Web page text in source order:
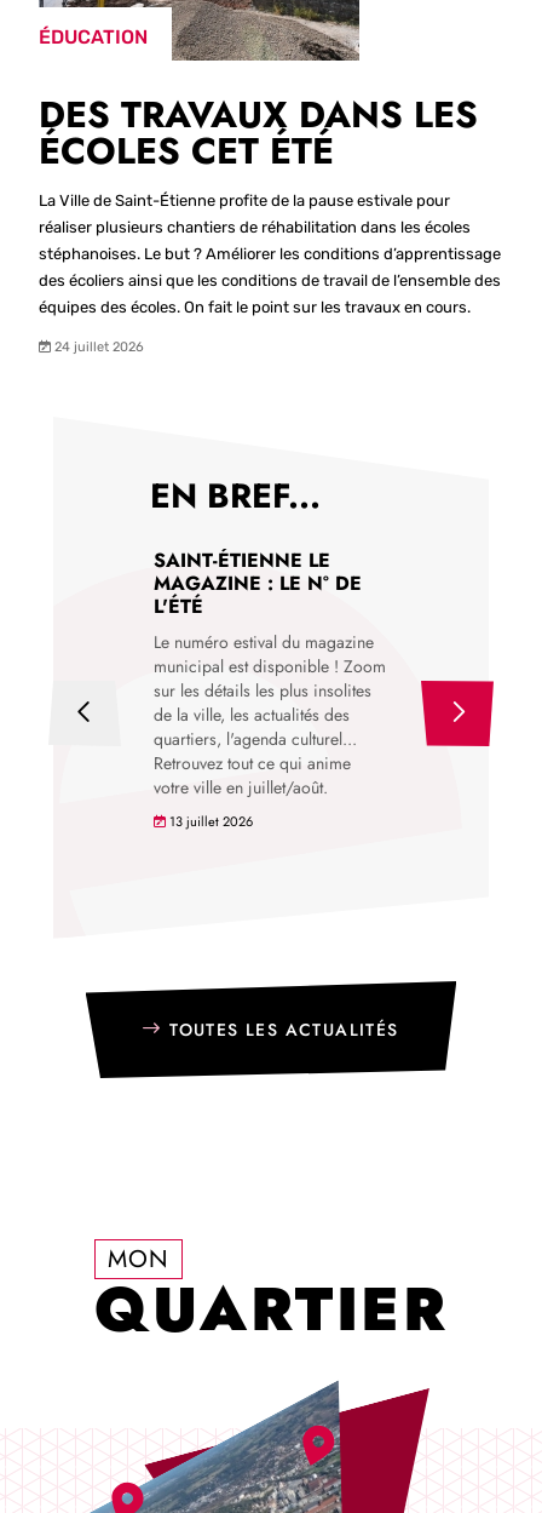
ÉDUCATION
DES TRAVAUX DANS LES
ÉCOLES CET ÉTÉ
La Ville de Saint-Étienne profite de la pause estivale pour
réaliser plusieurs chantiers de réhabilitation dans les écoles
stéphanoises. Le but ? Améliorer les conditions d’apprentissage
des écoliers ainsi que les conditions de travail de l’ensemble des
équipes des écoles. On fait le point sur les travaux en cours.
24 juillet 2026
EN BREF...
SAINT-ÉTIENNE LE
MAGAZINE : LE N° DE
L'ÉTÉ
Le numéro estival du magazine
municipal est disponible ! Zoom
sur les détails les plus insolites
de la ville, les actualités des
quartiers, l'agenda culturel...
Retrouvez tout ce qui anime
votre ville en juillet/août.
13 juillet 2026
La Ville de Saint-
annonce l'arrivée
Makhlouf au poste
TOUTES LES ACTUALITÉS
MON
QUARTIER